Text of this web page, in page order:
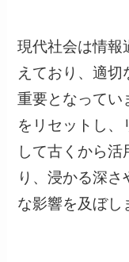
現代社会は情報
えており、適
重要となってい
をリセットし、
して古くから
り、浸かる深さ
な影響を及ぼし